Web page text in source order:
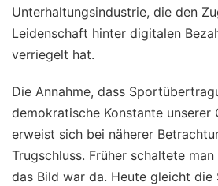
Unterhaltungsindustrie, die den
Leidenschaft hinter digitalen
verriegelt hat.
Die Annahme, dass
demokratische Konstante unserer
erweist sich bei näherer
Trugschluss. Früher schaltete
das Bild war da. Heute gleicht die